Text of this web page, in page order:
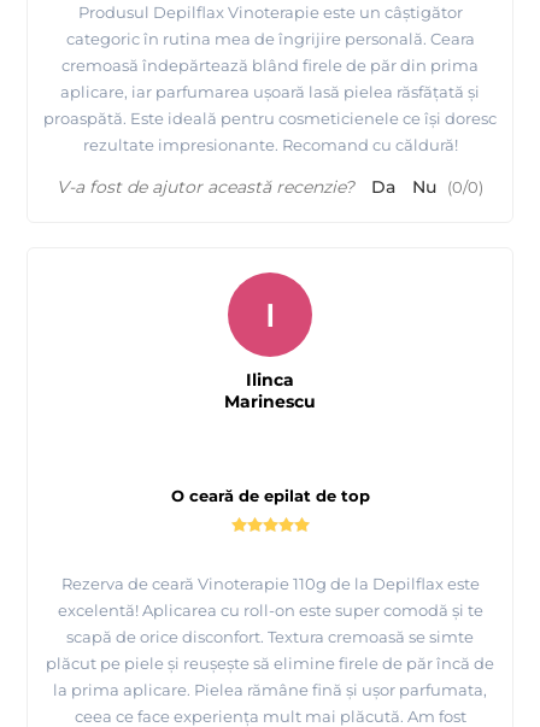
Produsul Depilflax Vinoterapie este un câștigător
categoric în rutina mea de îngrijire personală. Ceara
cremoasă îndepărtează blând firele de păr din prima
aplicare, iar parfumarea ușoară lasă pielea răsfățată și
proaspătă. Este ideală pentru cosmeticienele ce își doresc
rezultate impresionante. Recomand cu căldură!
V-a fost de ajutor această recenzie? Da Nu (0/0)
O ceară de epilat de top
Rezerva de ceară Vinoterapie 110g de la Depilflax este
excelentă! Aplicarea cu roll-on este super comodă și te
scapă de orice disconfort. Textura cremoasă se simte
plăcut pe piele și reușește să elimine firele de păr încă de
la prima aplicare. Pielea rămâne fină și ușor parfumata,
ceea ce face experiența mult mai plăcută. Am fost
I
Ilinca
Marinescu